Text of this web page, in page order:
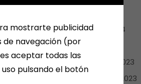
febrero 2024
enero 2024
diciembre 2023
noviembre 2023
mostrarte publicidad
de navegación (por
aceptar todas las
pulsando el botón